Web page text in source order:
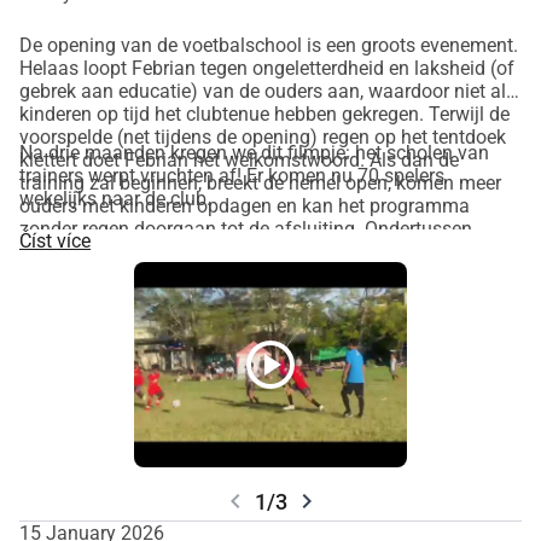
Ronald actief in februari op de school).
De opening van de voetbalschool is een groots evenement.
Helaas loopt Febrian tegen ongeletterdheid en laksheid (of
gebrek aan educatie) van de ouders aan, waardoor niet alle
kinderen op tijd het clubtenue hebben gekregen. Terwijl de
voorspelde (net tijdens de opening) regen op het tentdoek
klettert doet Febrian het welkomstwoord. Als dan de
training zal beginnen, breekt de hemel open, komen meer
ouders met kinderen opdagen en kan het programma
zonder regen doorgaan tot de afsluiting. Ondertussen
schoolt en motiveert Ronald de ouders en de trainers.
Na drie maanden kregen we dit filmpje: het scholen van
trainers werpt vruchten af! Er komen nu 70 spelers
wekelijks naar de club.
Číst více
play_circle
chevron_left 1/3 chevron_right
15 January 2026